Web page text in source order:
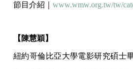
節目介紹｜ www.wmw.org.tw/tw/
【陳慧穎】
紐約哥倫比亞大學電影研究碩士